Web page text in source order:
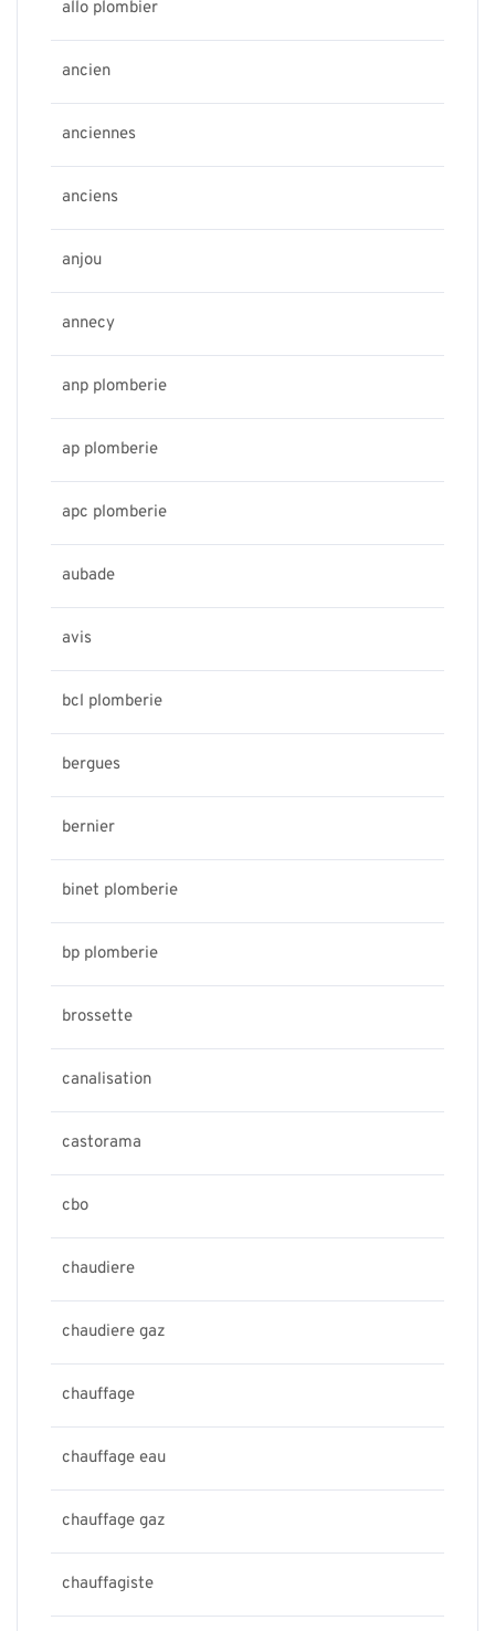
allo plombier
ancien
anciennes
anciens
anjou
annecy
anp plomberie
ap plomberie
apc plomberie
aubade
avis
bcl plomberie
bergues
bernier
binet plomberie
bp plomberie
brossette
canalisation
castorama
cbo
chaudiere
chaudiere gaz
chauffage
chauffage eau
chauffage gaz
chauffagiste